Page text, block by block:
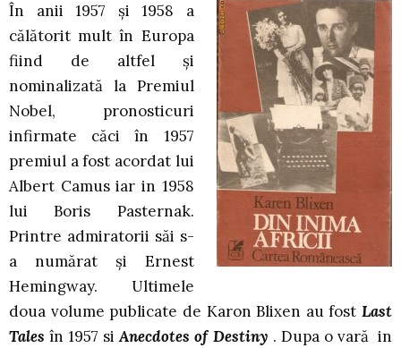
În anii 1957 şi 1958 a
călătorit mult în Europa
fiind de altfel şi
nominalizată la Premiul
Nobel, pronosticuri
infirmate căci în 1957
premiul a fost acordat lui
Albert Camus iar in 1958
lui Boris Pasternak.
Printre admiratorii săi s-
a numărat şi Ernest
Hemingway. Ultimele
doua volume publicate de Karon Blixen au fost Last
Tales în 1957 siAnecdotes of Destiny . Dupa o vară in